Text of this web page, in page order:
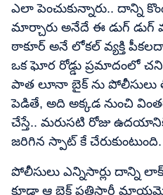
ఎలా పెంచుకున్నారు.. దాన్ని
మార్చారు అనేదే ఈ డుగ్ డుగ్
ఠాకూర్ అనే లోకల్ వ్యక్తి
ఒక ఘోర రోడ్డు ప్రమాదంలో
పాత లూనా బైక్ ను పోలీసులు
పెడితే, అది అక్కడ నుంచి
చేస్తే.. మరుసటి రోజు
జరిగిన స్పాట్ కే చేరుకుంటుంది.
పోలీసులు ఎన్నిసార్లు దాన్ని
కూడా ఆ బైక్ ప్రతిసారీ